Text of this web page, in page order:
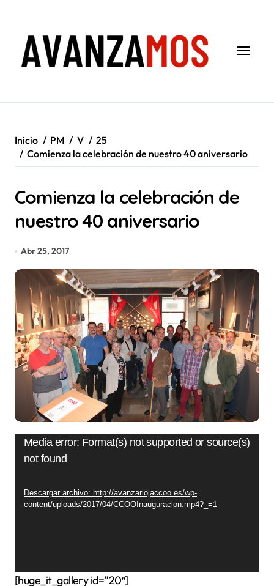
contenido
Inicio PM V
25
Comienza la celebración de nuestro 40 aniversario
Comienza la celebración de
nuestro 40 aniversario
Abr 25, 2017
Reproductor
de
Media error: Format(s) not supported or source(s)
not found
Descargar archivo: http://avanzariojaccoo.es/wp-
content/uploads/2017/04/CCOOInauguracion.mp4?_=1
[huge_it_gallery id=”20″]